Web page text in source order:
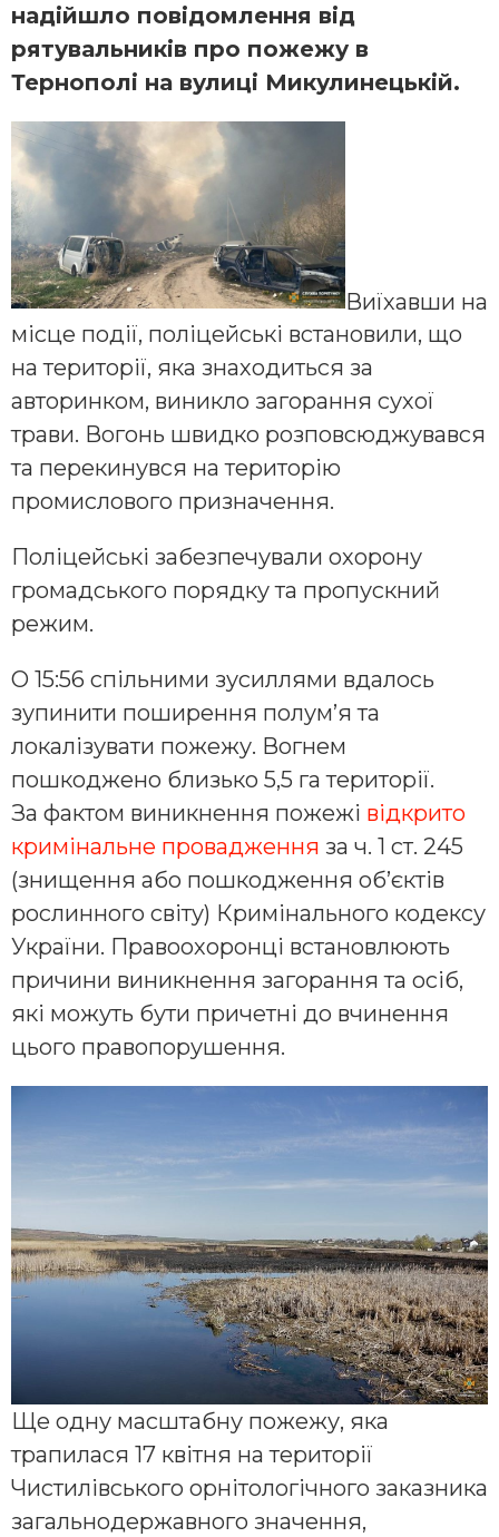
надійшло повідомлення від
рятувальників про пожежу в
Тернополі на вулиці Микулинецькій.
Виїхавши на
місце події, поліцейські встановили, що
на території, яка знаходиться за
авторинком, виникло загорання сухої
трави. Вогонь швидко розповсюджувався
та перекинувся на територію
промислового призначення.
Поліцейські забезпечували охорону
громадського порядку та пропускний
режим.
О 15:56 спільними зусиллями вдалось
зупинити поширення полум’я та
локалізувати пожежу. Вогнем
пошкоджено близько 5,5 га території.
За фактом виникнення пожежі відкрито
кримінальне провадження за ч. 1 ст. 245
(знищення або пошкодження об’єктів
рослинного світу) Кримінального кодексу
України. Правоохоронці встановлюють
причини виникнення загорання та осіб,
які можуть бути причетні до вчинення
цього правопорушення.
Ще одну масштабну пожежу, яка
трапилася 17 квітня на території
Чистилівського орнітологічного заказника
загальнодержавного значення,